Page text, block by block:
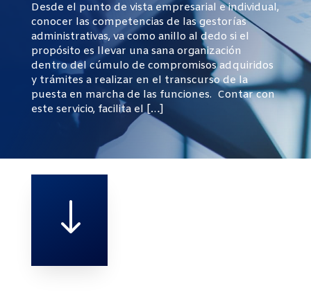
Desde el punto de vista empresarial e individual,
conocer las competencias de las gestorías
administrativas, va como anillo al dedo si el
propósito es llevar una sana organización
dentro del cúmulo de compromisos adquiridos
y trámites a realizar en el transcurso de la
puesta en marcha de las funciones. Contar con
este servicio, facilita el […]
"